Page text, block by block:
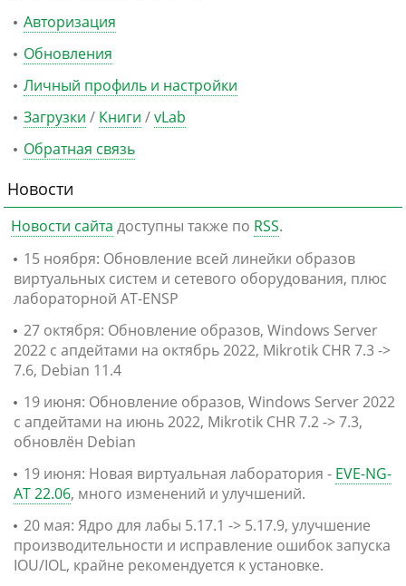
Авторизация
Обновления
Личный профиль и настройки
Загрузки / Книги /vLab
Обратная связь
Новости
Новости сайта доступны также по RSS.
15 ноября: Обновление всей линейки образов
виртуальных систем и сетевого оборудования, плюс
лабораторной AT-ENSP
27 октября: Обновление образов, Windows Server
2022 с апдейтами на октябрь 2022, Mikrotik CHR 7.3 ->
7.6, Debian 11.4
19 июня: Обновление образов, Windows Server 2022
с апдейтами на июнь 2022, Mikrotik CHR 7.2 -> 7.3,
обновлён Debian
19 июня: Новая виртуальная лаборатория - EVE-NG-
AT 22.06, много изменений и улучшений.
20 мая: Ядро для лабы 5.17.1 -> 5.17.9, улучшение
производительности и исправление ошибок запуска
IOU/IOL, крайне рекомендуется к установке.